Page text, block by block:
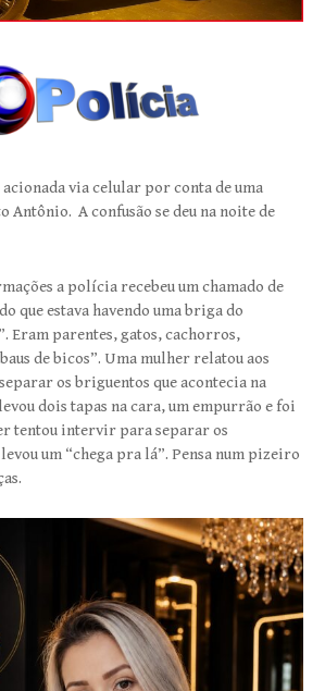
via celular por conta de uma
Antônio. A confusão se deu na noite de
a polícia recebeu um chamado de
que estava havendo uma briga do
Eram parentes, gatos, cachorros,
de bicos”. Uma mulher relatou aos
os briguentos que acontecia na
dois tapas na cara, um empurrão e foi
tentou intervir para separar os
um “chega pra lá”. Pensa num pizeiro